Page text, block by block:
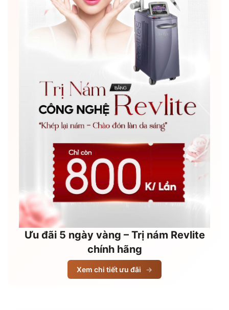
Ưu đãi 5 ngày vàng – Trị nám Revlite
chính hãng
Xem chi tiết ưu đãi →